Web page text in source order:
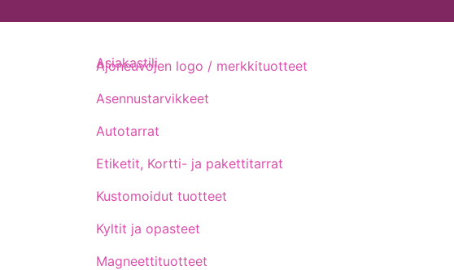
Ajoneuvojen logo / merkkituotteet
Asennustarvikkeet
Autotarrat
Etiketit, Kortti- ja pakettitarrat
Kustomoidut tuotteet
Kyltit ja opasteet
Magneettituotteet
Asiakastili